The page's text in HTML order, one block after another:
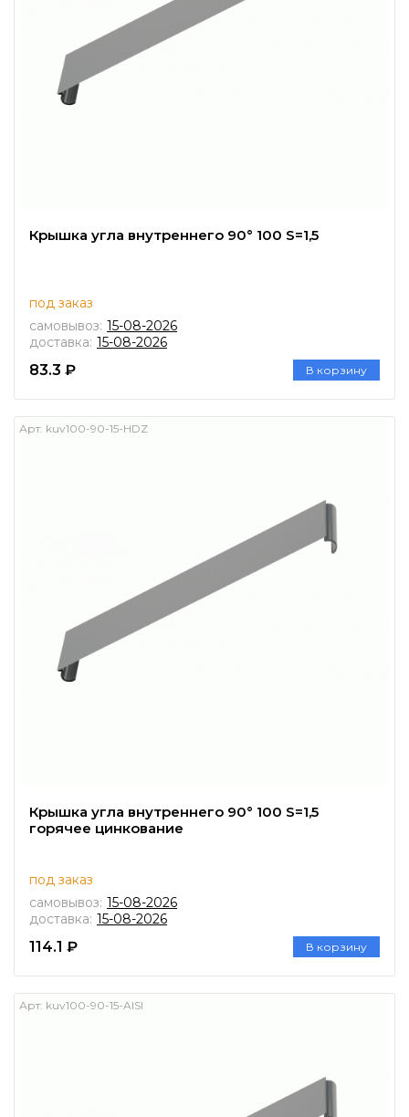
Крышка угла внутреннего 90° 100 S=1,5
под заказ
самовывоз: 15-08-2026
доставка: 15-08-2026
83.3 ₽ В корзину
Крышка угла внутреннего 90° 100 S=1,5
горячее цинкование
Арт: kuv100-90-15-HDZ
под заказ
самовывоз: 15-08-2026
доставка: 15-08-2026
114.1 ₽ В корзину
Арт: kuv100-90-15-AISI